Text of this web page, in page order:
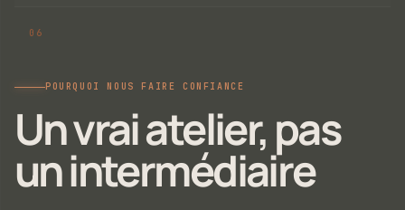
POURQUOI NOUS FAIRE CONFIANCE
Un vrai atelier, pas
un intermédiaire